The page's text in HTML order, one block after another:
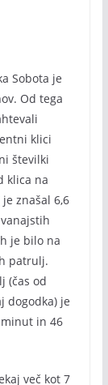
Sobota je
Od tega
klici
številki
klica na
znašal 6,6
je bilo na
patrulj.
(čas od
dogodka) je
in 46
več kot 7